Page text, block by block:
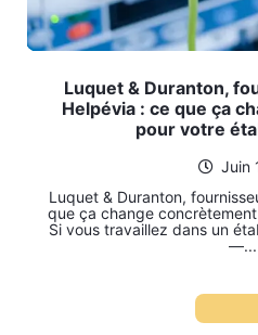
Luquet & Duranton,
Helpévia : ce que ça
pour votre
Juin
Luquet & Duranton,
que ça change
Si vous travaillez dans un
—...